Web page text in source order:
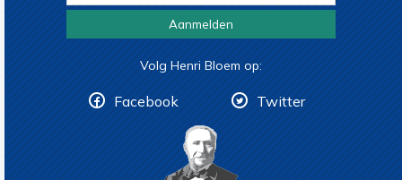
Aanmelden
Volg Henri Bloem op:
Facebook Twitter